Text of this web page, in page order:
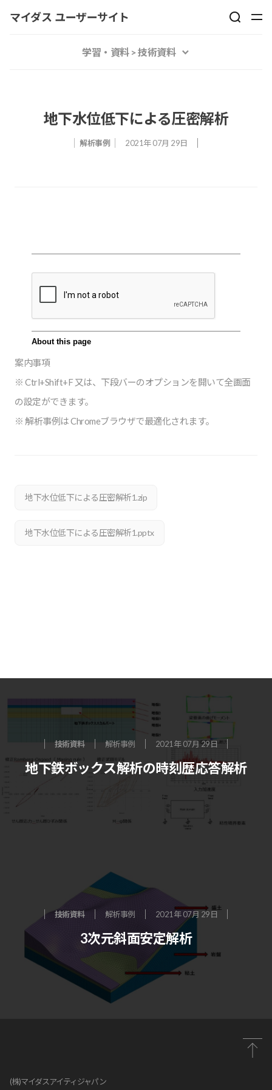
マイダス ユーザーサイト
学習・資料 > 技術資料
解析事例 2021年 07月 29日
地下水位低下による圧密解析
案内事項
※ Ctrl+Shift+F 又は、下段バーのオプションを開いて全画面
の設定ができます。
※ 解析事例は Chromeブラウザで最適化されます。
地下水位低下による圧密解析1.zip
地下水位低下による圧密解析1.pptx
技術資料 解析事例 2021年 07月 29日
地下鉄ボックス解析の時刻歴応答解析
技術資料 解析事例 2021年 07月 29日
3次元斜面安定解析
(株)マイダスアイティジャパン